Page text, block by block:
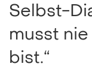
Selbst-
musst
bist.“